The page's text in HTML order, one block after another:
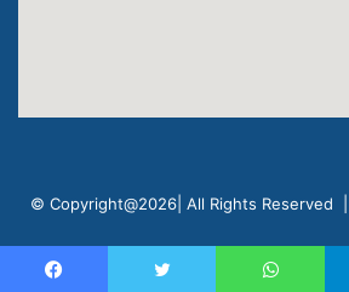
© Copyright@2026| All Rights Reserved |